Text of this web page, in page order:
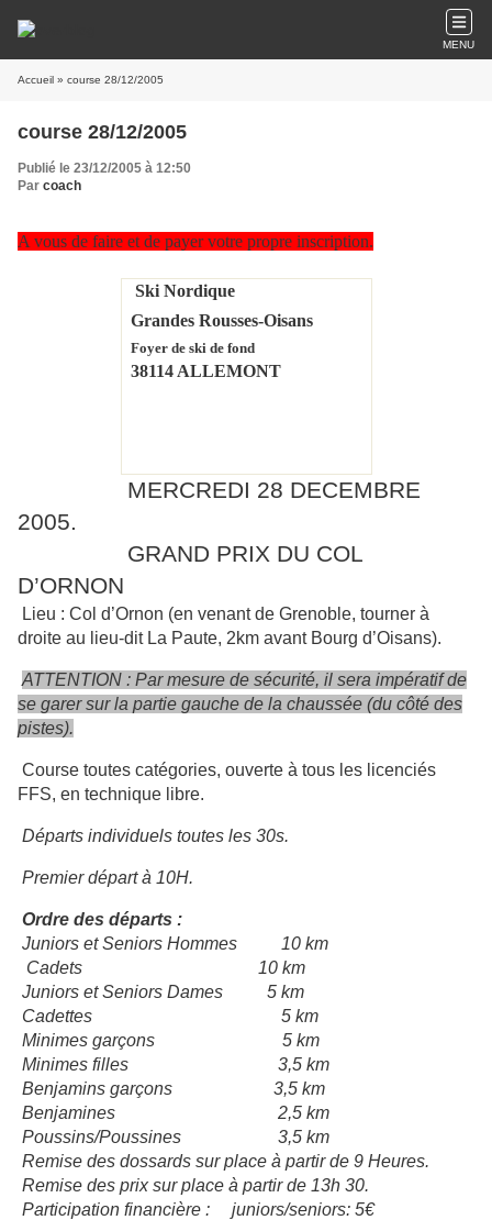
MENU
Accueil » course 28/12/2005
course 28/12/2005
Publié le 23/12/2005 à 12:50
Par coach
A vous de faire et de payer votre propre inscription.
Ski Nordique
Grandes Rousses-Oisans
Foyer de ski de fond
38114 ALLEMONT
MERCREDI 28 DECEMBRE
2005.
GRAND PRIX DU COL
D’ORNON
Lieu : Col d’Ornon (en venant de Grenoble, tourner à
droite au lieu-dit La Paute, 2km avant Bourg d’Oisans).
ATTENTION : Par mesure de sécurité, il sera impératif de
se garer sur la partie gauche de la chaussée (du côté des
pistes).
Course toutes catégories, ouverte à tous les licenciés
FFS, en technique libre.
Départs individuels toutes les 30s.
Premier départ à 10H.
Ordre des départs :
Juniors et Seniors Hommes
10 km
Cadets
10 km
Juniors et Seniors Dames
5 km
Cadettes
5 km
Minimes garçons
5 km
Minimes filles
3,5 km
Benjamins garçons
3,5 km
Benjamines
2,5 km
Poussins/Poussines
3,5 km
Remise des dossards sur place à partir de 9 Heures.
Remise des prix sur place à partir de 13h 30.
Participation financière :
juniors/seniors: 5€